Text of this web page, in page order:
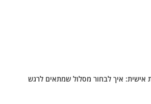
אישית: איך לבחור מסלול שמתאים לרגש